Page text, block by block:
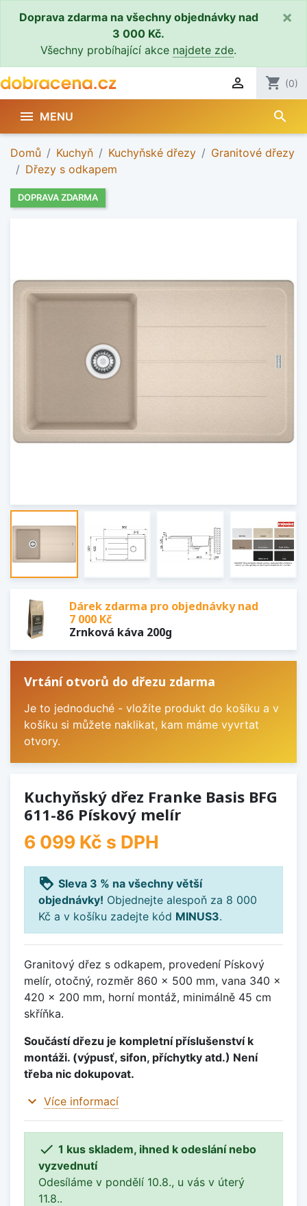
Doprava zdarma na všechny objednávky nad
3 000 Kč.
Všechny probíhající akce najdete zde.
×
 shopping_cart (0)
 MENU search
Domů Kuchyň Kuchyňské dřezy
Granitové dřezy
Dřezy s odkapem
DOPRAVA ZDARMA
Dárek zdarma pro objednávky nad
7 000 Kč
Zrnková káva 200g
Vrtání otvorů do dřezu zdarma
Je to jednoduché - vložíte produkt do košíku a v
košíku si můžete naklikat, kam máme vyvrtat
otvory.
Kuchyňský dřez Franke Basis BFG
611-86 Pískový melír
6 099 Kč s DPH
loyalty Sleva 3 % na všechny větší
objednávky! Objednejte alespoň za 8 000
Kč a v košíku zadejte kód MINUS3.
Granitový dřez s odkapem, provedení Pískový
melír, otočný, rozměr 860 x 500 mm, vana 340 x
420 x 200 mm, horní montáž, minimálně 45 cm
skříňka.
Součástí dřezu je kompletní příslušenství k
montáži. (výpusť, sifon, příchytky atd.) Není
třeba nic dokupovat.
expand_more Více informací
 1 kus skladem, ihned k odeslání nebo
vyzvednutí
Odesíláme v pondělí 10.8., u vás v úterý
11.8..